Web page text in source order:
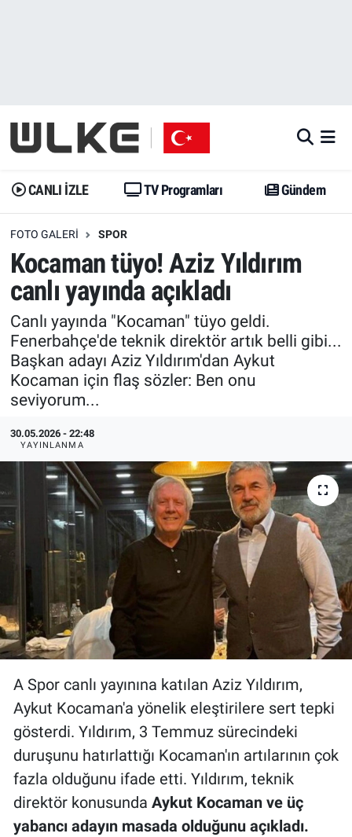
CANLI İZLE TV Programları Gündem
FOTO GALERI SPOR
Kocaman tüyo! Aziz Yıldırım
canlı yayında açıkladı
Canlı yayında "Kocaman" tüyo geldi.
Fenerbahçe'de teknik direktör artık belli gibi...
Başkan adayı Aziz Yıldırım'dan Aykut
Kocaman için flaş sözler: Ben onu
seviyorum...
30.05.2026 - 22:48
YAYINLANMA
A Spor canlı yayınına katılan Aziz Yıldırım,
Aykut Kocaman'a yönelik eleştirilere sert tepki
gösterdi. Yıldırım, 3 Temmuz sürecindeki
duruşunu hatırlattığı Kocaman'ın artılarının çok
fazla olduğunu ifade etti. Yıldırım, teknik
direktör konusunda Aykut Kocaman ve üç
yabancı adayın masada olduğunu açıkladı.
Gündem
Dünya
Erişim Bilgileri
Ekonomi
Trend
Özel Haberler
Gündem
Trend
Erişim Bilgileri
Spor
Ekonomi
Dünya
Özel Haberler
Kadın
Erişim Bilgileri
Sağlık
Teknoloji
Ramazan
İstanbul Namaz Vakitleri
Trafik Durumu
Erişim Bilgileri
Tüm Manşetler
Son Dakika Haberleri
Haber Arşivi